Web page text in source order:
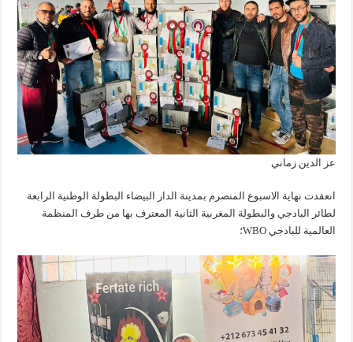
عز الدين زماني
انعقدت نهاية الاسبوع المنصرم بمدينة الدار البيضاء البطولة الوطنية الرابعة
لطائر البادجي والبطولة المغربية الثانية المعترف بها من طرف المنظمة
العالمية للبادجي WBO؛